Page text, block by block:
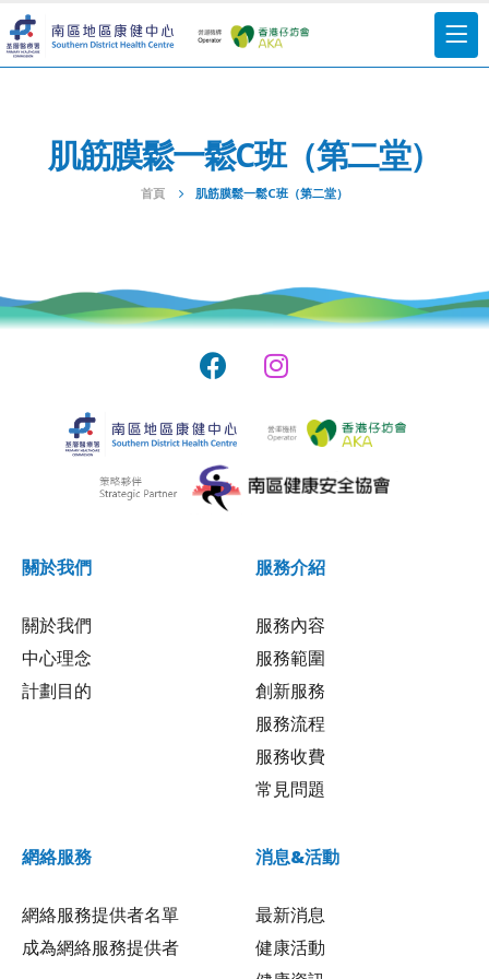
肌筋膜鬆一鬆C班（第二堂）
首頁 肌筋膜鬆一鬆C班（第二堂）
關於我們
關於我們
中心理念
計劃目的
服務介紹
服務內容
服務範圍
創新服務
服務流程
服務收費
常見問題
網絡服務
網絡服務提供者名單
成為網絡服務提供者
消息&活動
最新消息
健康活動